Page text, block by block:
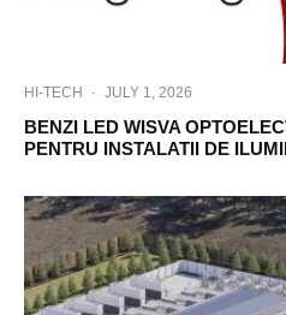
HI-TECH · JULY 1, 2026
BENZI LED WISVA
PENTRU INSTALATII DE